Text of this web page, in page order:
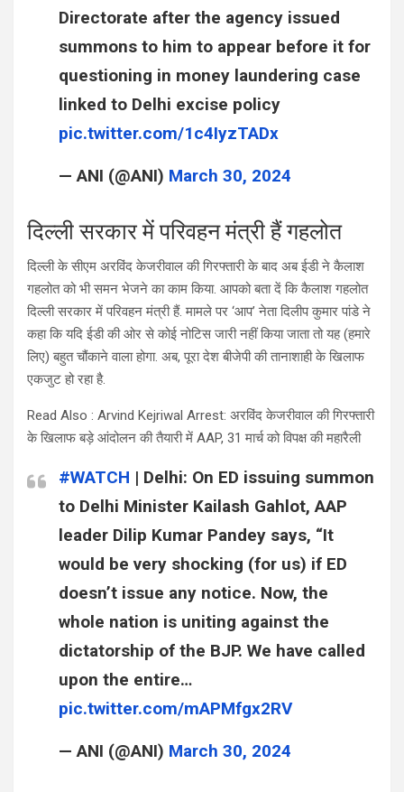
Directorate after the agency issued
summons to him to appear before it for
questioning in money laundering case
linked to Delhi excise policy
pic.twitter.com/1c4IyzTADx
— ANI (@ANI) March 30, 2024
दिल्ली सरकार में परिवहन मंत्री हैं गहलोत
दिल्ली के सीएम अरविंद केजरीवाल की गिरफ्तारी के बाद अब ईडी ने कैलाश
गहलोत को भी समन भेजने का काम किया. आपको बता दें कि कैलाश गहलोत
दिल्ली सरकार में परिवहन मंत्री हैं. मामले पर ‘आप’ नेता दिलीप कुमार पांडे ने
कहा कि यदि ईडी की ओर से कोई नोटिस जारी नहीं किया जाता तो यह (हमारे
लिए) बहुत चौंकाने वाला होगा. अब, पूरा देश बीजेपी की तानाशाही के खिलाफ
एकजुट हो रहा है.
Read Also : Arvind Kejriwal Arrest: अरविंद केजरीवाल की गिरफ्तारी
के खिलाफ बड़े आंदोलन की तैयारी में AAP, 31 मार्च को विपक्ष की महारैली
#WATCH | Delhi: On ED issuing summon
to Delhi Minister Kailash Gahlot, AAP
leader Dilip Kumar Pandey says, “It
would be very shocking (for us) if ED
doesn’t issue any notice. Now, the
whole nation is uniting against the
dictatorship of the BJP. We have called
upon the entire…
pic.twitter.com/mAPMfgx2RV
— ANI (@ANI) March 30, 2024